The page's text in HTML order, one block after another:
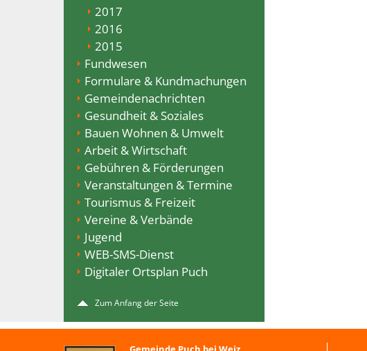
2017
2016
2015
Fundwesen
Formulare & Kundmachungen
Gemeindenachrichten
Gesundheit & Soziales
Bauen Wohnen & Umwelt
Arbeit & Wirtschaft
Gebühren & Förderungen
Veranstaltungen & Termine
Tourismus & Freizeit
Vereine & Verbände
Jugend
WEB-SMS-Dienst
Digitaler Ortsplan Puch
Zum Anfang der Seite